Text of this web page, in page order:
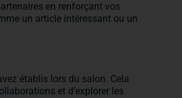
en renforçant vos
un article intéressant ou un
établis lors du salon. Cela
et d’explorer les